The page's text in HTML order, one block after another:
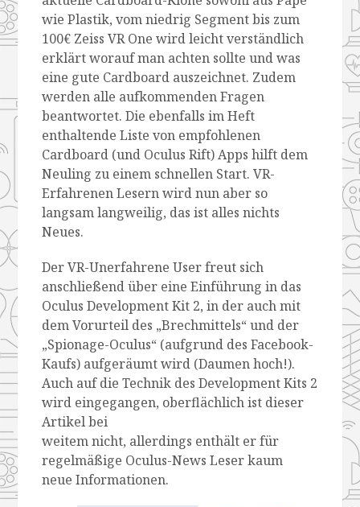
wie Plastik, vom niedrig Segment bis zum
100€ Zeiss VR One wird leicht verständlich
erklärt worauf man achten sollte und was
eine gute Cardboard auszeichnet. Zudem
werden alle aufkommenden Fragen
beantwortet. Die ebenfalls im Heft
enthaltende Liste von empfohlenen
Cardboard (und Oculus Rift) Apps hilft dem
Neuling zu einem schnellen Start. VR-
Erfahrenen Lesern wird nun aber so
langsam langweilig, das ist alles nichts
Neues.
Der VR-Unerfahrene User freut sich
anschließend über eine Einführung in das
Oculus Development Kit 2, in der auch mit
dem Vorurteil des „Brechmittels“ und der
„Spionage-Oculus“ (aufgrund des Facebook-
Kaufs) aufgeräumt wird (Daumen hoch!).
Auch auf die Technik des Development Kits 2
wird eingegangen, oberflächlich ist dieser
Artikel bei
weitem nicht, allerdings enthält er für
regelmäßige Oculus-News Leser kaum
neue Informationen.